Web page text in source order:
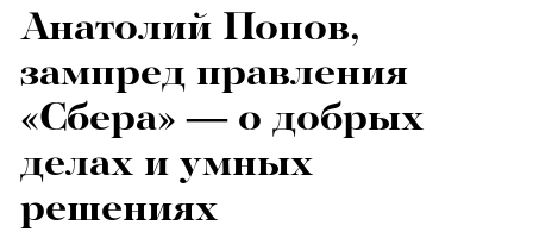
Анатолий Попов,
зампред правления
«Сбера» — о добрых
делах и умных
решениях